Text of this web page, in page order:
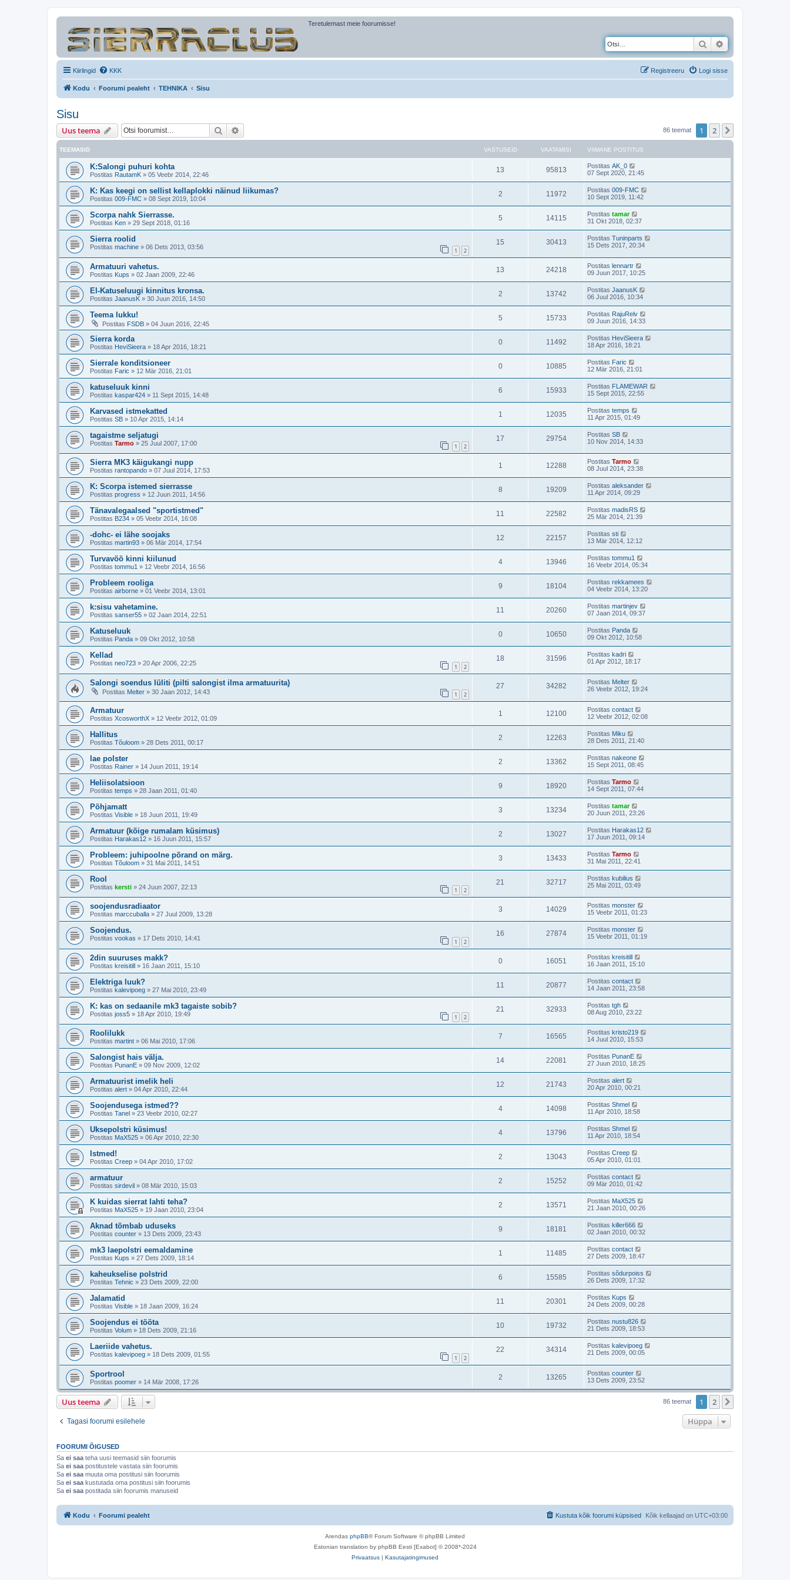
Teretulemast meie foorumisse!
Otsi
Kiirlingid KKK Logi sisse
Registreeru
Kodu Foorumi pealeht TEHNIKA Sisu
Sisu
Uus teema Otsi 86 teemat 1 2
TEEMASID VASTUSEID VAATAMISI VIIMANE POSTITUS
K:Salongi puhuri kohta
Postitas RautamK » 05 Veebr 2014, 22:46
13 95813 Postitas AK_0
07 Sept 2020, 21:45
K: Kas keegi on sellist kellaplokki näinud liikumas?
Postitas 009-FMC » 08 Sept 2019, 10:04
2 11972 Postitas 009-FMC
10 Sept 2019, 11:42
Scorpa nahk Sierrasse.
Postitas Ken » 29 Sept 2018, 01:16
5 14115 Postitas tamar
31 Okt 2018, 02:37
Sierra roolid
Postitas machine » 06 Dets 2013, 03:56 1 2
15 30413 Postitas Tuninparts
15 Dets 2017, 20:34
Armatuuri vahetus.
Postitas Kups » 02 Jaan 2009, 22:46
13 24218 Postitas lennartr
09 Juun 2017, 10:25
El-Katuseluugi kinnitus kronsa.
Postitas JaanusK » 30 Juun 2016, 14:50
2 13742 Postitas JaanusK
06 Juul 2016, 10:34
Teema lukku!
Postitas FSDB » 04 Juun 2016, 22:45
5 15733 Postitas RajuRelv
09 Juun 2016, 14:33
Sierra korda
Postitas HeviSieera » 18 Apr 2016, 18:21
0 11492 Postitas HeviSieera
18 Apr 2016, 18:21
Sierrale konditsioneer
Postitas Faric » 12 Mär 2016, 21:01
0 10885 Postitas Faric
12 Mär 2016, 21:01
katuseluuk kinni
Postitas kaspar424 » 11 Sept 2015, 14:48
6 15933 Postitas FLAMEWAR
15 Sept 2015, 22:55
Karvased istmekatted
Postitas SB » 10 Apr 2015, 14:14
1 12035 Postitas temps
11 Apr 2015, 01:49
tagaistme seljatugi
Postitas Tarmo » 25 Juul 2007, 17:00 1 2
17 29754 Postitas SB
10 Nov 2014, 14:33
Sierra MK3 käigukangi nupp
Postitas rantopando » 07 Juul 2014, 17:53
1 12288 Postitas Tarmo
08 Juul 2014, 23:38
K: Scorpa istemed sierrasse
Postitas progress » 12 Juun 2011, 14:56
8 19209 Postitas aleksander
11 Apr 2014, 09:29
Tänavalegaalsed "sportistmed"
Postitas B234 » 05 Veebr 2014, 16:08
11 22582 Postitas madisRS
25 Mär 2014, 21:39
-dohc- ei lähe soojaks
Postitas martin93 » 06 Mär 2014, 17:54
12 22157 Postitas sti
13 Mär 2014, 12:12
Turvavöö kinni kiilunud
Postitas tommu1 » 12 Veebr 2014, 16:56
4 13946 Postitas tommu1
16 Veebr 2014, 05:34
Probleem rooliga
Postitas airborne » 01 Veebr 2014, 13:01
9 18104 Postitas rekkamees
04 Veebr 2014, 13:20
k:sisu vahetamine.
Postitas sanser55 » 02 Jaan 2014, 22:51
11 20260 Postitas martinjev
07 Jaan 2014, 09:37
Katuseluuk
Postitas Panda » 09 Okt 2012, 10:58
0 10650 Postitas Panda
09 Okt 2012, 10:58
Kellad
Postitas neo723 » 20 Apr 2006, 22:25 1 2
18 31596 Postitas kadri
01 Apr 2012, 18:17
Salongi soendus lüliti (pilti salongist ilma armatuurita)
Postitas Melter » 30 Jaan 2012, 14:43 1 2
27 34282 Postitas Melter
26 Veebr 2012, 19:24
Armatuur
Postitas XcosworthX » 12 Veebr 2012, 01:09
1 12100 Postitas contact
12 Veebr 2012, 02:08
Hallitus
Postitas Tõuloom » 28 Dets 2011, 00:17
2 12263 Postitas Miku
28 Dets 2011, 21:40
lae polster
Postitas Rainer » 14 Juun 2011, 19:14
2 13362 Postitas nakeone
15 Sept 2011, 08:45
Heliisolatsioon
Postitas temps » 28 Jaan 2011, 01:40
9 18920 Postitas Tarmo
14 Sept 2011, 07:44
Põhjamatt
Postitas Visible » 18 Juun 2011, 19:49
3 13234 Postitas tamar
20 Juun 2011, 23:26
Armatuur (kõige rumalam küsimus)
Postitas Harakas12 » 16 Juun 2011, 15:57
2 13027 Postitas Harakas12
17 Juun 2011, 09:14
Probleem: juhipoolne põrand on märg.
Postitas Tõuloom » 31 Mai 2011, 14:51
3 13433 Postitas Tarmo
31 Mai 2011, 22:41
Rool
Postitas kersti » 24 Juun 2007, 22:13 1 2
21 32717 Postitas kubilius
25 Mai 2011, 03:49
soojendusradiaator
Postitas marccuballa » 27 Juul 2009, 13:28
3 14029 Postitas monster
15 Veebr 2011, 01:23
Soojendus.
Postitas vookas » 17 Dets 2010, 14:41 1 2
16 27874 Postitas monster
15 Veebr 2011, 01:19
2din suuruses makk?
Postitas kreisitill » 16 Jaan 2011, 15:10
0 16051 Postitas kreisitill
16 Jaan 2011, 15:10
Elektriga luuk?
Postitas kalevipoeg » 27 Mai 2010, 23:49
11 20877 Postitas contact
14 Jaan 2011, 23:58
K: kas on sedaanile mk3 tagaiste sobib?
Postitas joss5 » 18 Apr 2010, 19:49 1 2
21 32933 Postitas tgh
08 Aug 2010, 23:22
Roolilukk
Postitas martint » 06 Mai 2010, 17:06
7 16565 Postitas kristo219
14 Juul 2010, 15:53
Salongist hais välja.
Postitas PunanE » 09 Nov 2009, 12:02
14 22081 Postitas PunanE
27 Juun 2010, 18:25
Armatuurist imelik heli
Postitas alert » 04 Apr 2010, 22:44
12 21743 Postitas alert
20 Apr 2010, 00:21
Soojendusega istmed??
Postitas Tanel » 23 Veebr 2010, 02:27
4 14098 Postitas Shmel
11 Apr 2010, 18:58
Uksepolstri küsimus!
Postitas MaX525 » 06 Apr 2010, 22:30
4 13796 Postitas Shmel
11 Apr 2010, 18:54
Istmed!
Postitas Creep » 04 Apr 2010, 17:02
2 13043 Postitas Creep
05 Apr 2010, 01:01
armatuur
Postitas sirdevil » 08 Mär 2010, 15:03
2 15252 Postitas contact
09 Mär 2010, 01:42
K kuidas sierrat lahti teha?
Postitas MaX525 » 19 Jaan 2010, 23:04
2 13571 Postitas MaX525
21 Jaan 2010, 00:26
Aknad tõmbab uduseks
Postitas counter » 13 Dets 2009, 23:43
9 18181 Postitas killer666
02 Jaan 2010, 00:32
mk3 laepolstri eemaldamine
Postitas Kups » 27 Dets 2009, 18:14
1 11485 Postitas contact
27 Dets 2009, 18:47
kaheukselise polstrid
Postitas Tehnic » 23 Dets 2009, 22:00
6 15585 Postitas sõdurpoiss
26 Dets 2009, 17:32
Jalamatid
Postitas Visible » 18 Jaan 2009, 16:24
11 20301 Postitas Kups
24 Dets 2009, 00:28
Soojendus ei tööta
Postitas Volum » 18 Dets 2009, 21:16
10 19732 Postitas nustu826
21 Dets 2009, 18:53
Laeriide vahetus.
Postitas kalevipoeg » 18 Dets 2009, 01:55 1 2
22 34314 Postitas kalevipoeg
21 Dets 2009, 00:05
Sportrool
Postitas poomer » 14 Mär 2008, 17:26
2 13265 Postitas counter
13 Dets 2009, 23:52
Uus teema 86 teemat 1 2
Tagasi foorumi esilehele Hüppa
FOORUMI ÕIGUSED
Sa ei saa teha uusi teemasid siin foorumis
Sa ei saa postitustele vastata siin foorumis
Sa ei saa muuta oma postitusi siin foorumis
Sa ei saa kustutada oma postitusi siin foorumis
Sa ei saa postitada siin foorumis manuseid
Kodu Foorumi pealeht Kõik kellaajad on UTC+03:00
Kustuta kõik foorumi küpsised
Arendas phpBB® Forum Software © phpBB Limited
Estonian translation by phpBB Eesti [Exabot] © 2008*-2024
Privaatsus | Kasutajatingimused